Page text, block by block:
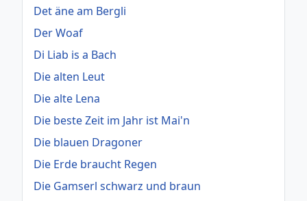
Det äne am Bergli
Der Woaf
Di Liab is a Bach
Die alten Leut
Die alte Lena
Die beste Zeit im Jahr ist Mai'n
Die blauen Dragoner
Die Erde braucht Regen
Die Gamserl schwarz und braun